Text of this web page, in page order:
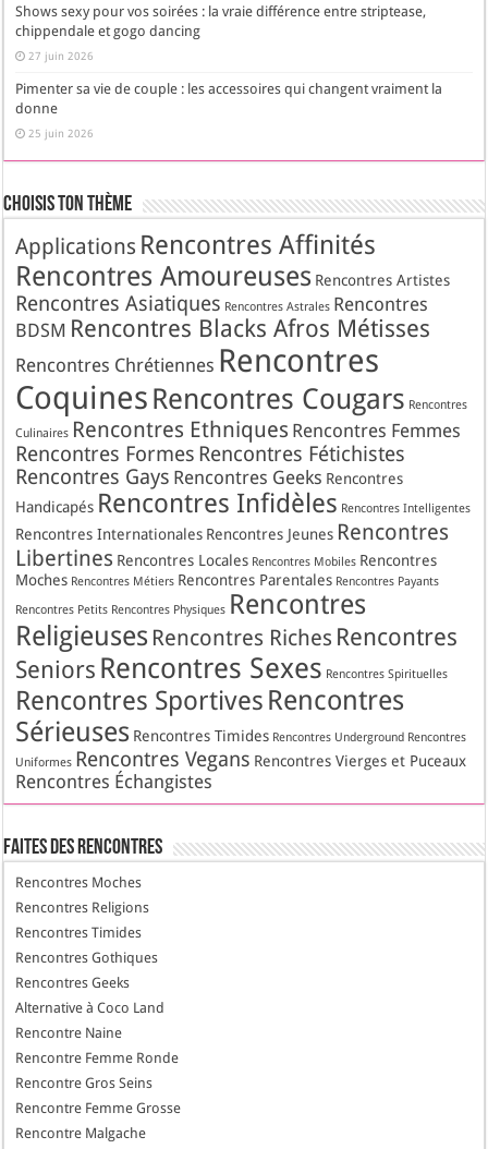
Shows sexy pour vos soirées : la vraie différence entre striptease,
chippendale et gogo dancing
27 juin 2026
Pimenter sa vie de couple : les accessoires qui changent vraiment la
donne
25 juin 2026
Choisis Ton Thème
Applications Rencontres Affinités
Rencontres Amoureuses Rencontres Artistes
Rencontres Asiatiques Rencontres Astrales Rencontres
BDSM Rencontres Blacks Afros Métisses
Rencontres Chrétiennes Rencontres
Coquines Rencontres Cougars Rencontres
Culinaires Rencontres Ethniques Rencontres Femmes
Rencontres Formes Rencontres Fétichistes
Rencontres Gays Rencontres Geeks Rencontres
Handicapés Rencontres Infidèles Rencontres Intelligentes
Rencontres Internationales Rencontres Jeunes Rencontres
Libertines Rencontres Locales Rencontres Mobiles Rencontres
Moches Rencontres Métiers Rencontres Parentales Rencontres Payants
Rencontres Petits Rencontres Physiques Rencontres
Religieuses Rencontres Riches Rencontres
Seniors Rencontres Sexes Rencontres Spirituelles
Rencontres Sportives Rencontres
Sérieuses Rencontres Timides Rencontres Underground Rencontres
Uniformes Rencontres Vegans Rencontres Vierges et Puceaux
Rencontres Échangistes
Faites des Rencontres
Rencontres Moches
Rencontres Religions
Rencontres Timides
Rencontres Gothiques
Rencontres Geeks
Alternative à Coco Land
Rencontre Naine
Rencontre Femme Ronde
Rencontre Gros Seins
Rencontre Femme Grosse
Rencontre Malgache